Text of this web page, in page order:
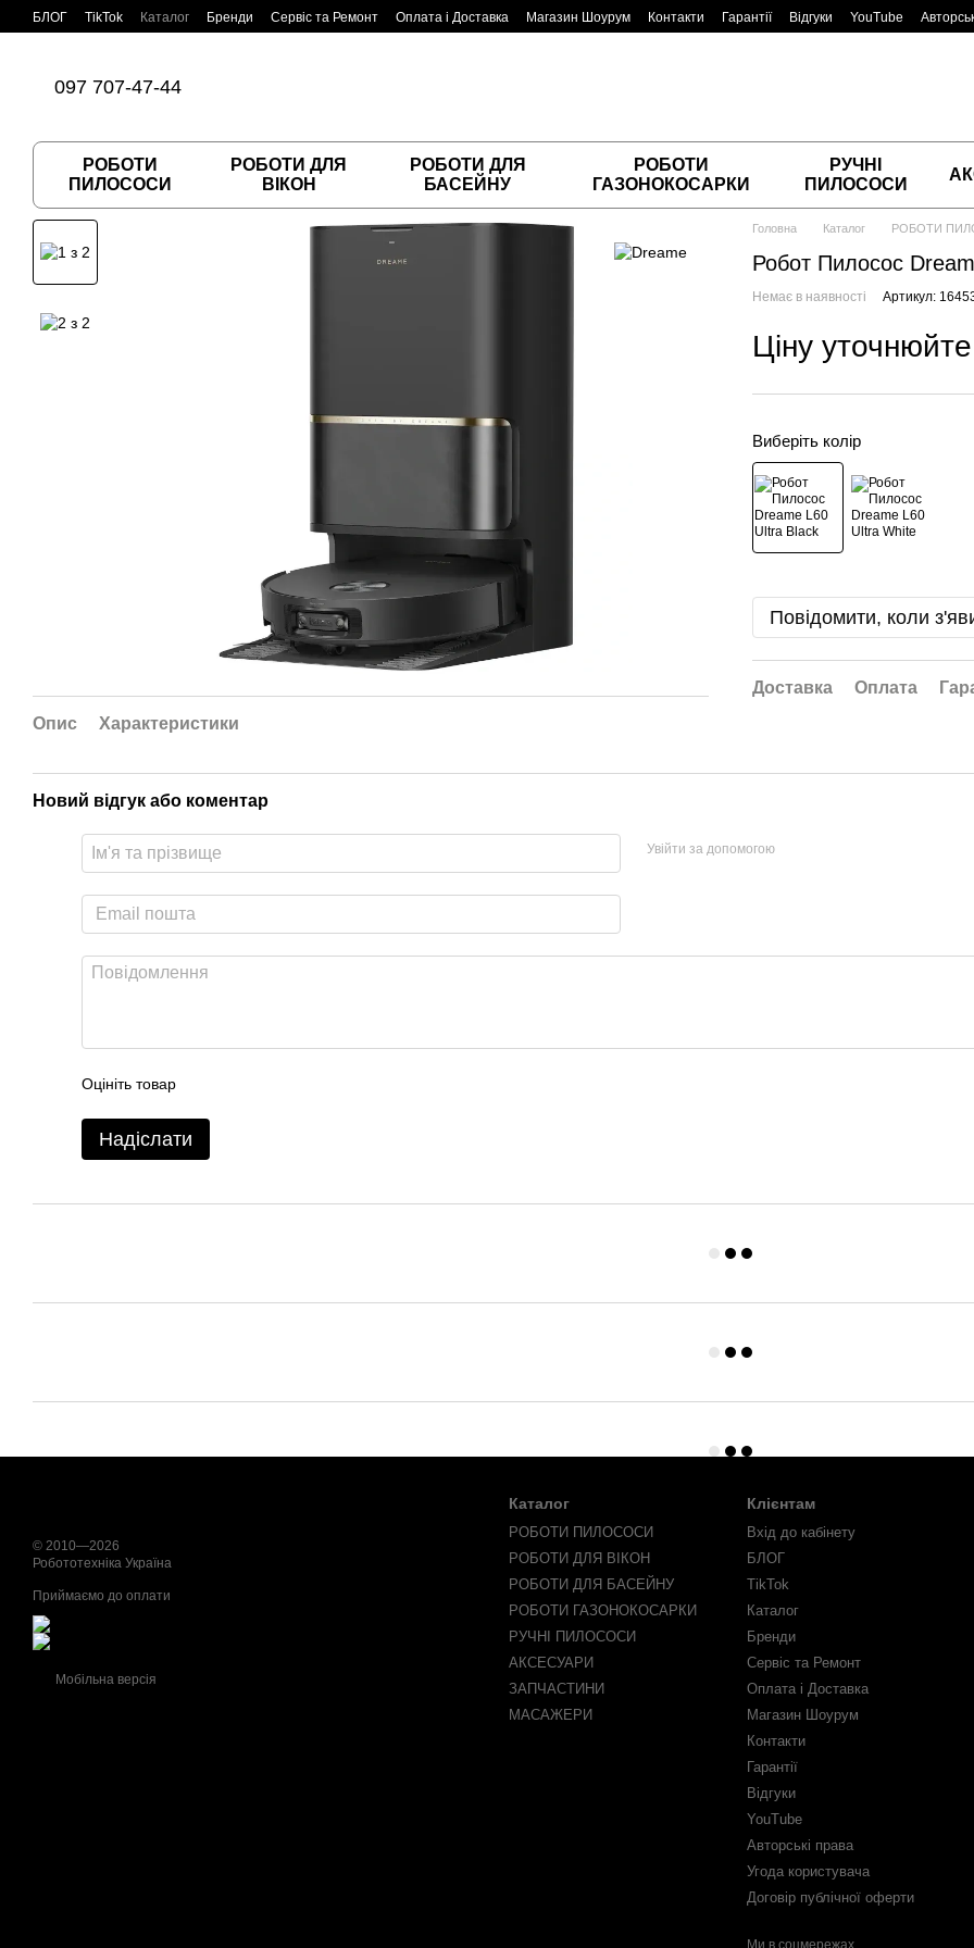
Перейти до основного контенту
БЛОГ TikTok Каталог Бренди Сервіс та Ремонт Оплата і Доставка Магазин Шоурум Контакти Гарантії Відгуки YouTube
097 707-47-44
РОБОТИ
ПИЛОСОСИ
РОБОТИ ДЛЯ
ВІКОН
РОБОТИ ДЛЯ
БАСЕЙНУ
РОБОТИ
ГАЗОНОКОСАРКИ
РУЧНІ
ПИЛОСОСИ
Опис Характеристики
Головна Каталог РОБОТИ
Робот Пилосос
Немає в наявності Артикул:
Ціну уточнюйте
Виберіть колір
Повідомити, коли
Доставка Оплата
Новий відгук або коментар
Увійти за допомогою
Оцініть товар
Надіслати
© 2010—2026
Робототехніка Україна
Приймаємо до оплати
Мобільна версія
Каталог
РОБОТИ ПИЛОСОСИ
РОБОТИ ДЛЯ ВІКОН
РОБОТИ ДЛЯ БАСЕЙНУ
РОБОТИ ГАЗОНОКОСАРКИ
РУЧНІ ПИЛОСОСИ
АКСЕСУАРИ
ЗАПЧАСТИНИ
МАСАЖЕРИ
Клієнтам
Вхід до кабінету
БЛОГ
TikTok
Каталог
Бренди
Сервіс та Ремонт
Оплата і Доставка
Магазин Шоурум
Контакти
Гарантії
Відгуки
YouTube
Авторські права
Угода користувача
Договір публічної оферти
Ми в соцмережах